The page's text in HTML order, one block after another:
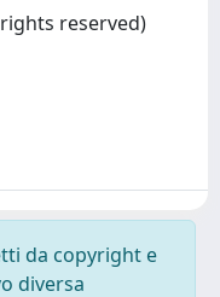
reserved)
da copyright e
diversa